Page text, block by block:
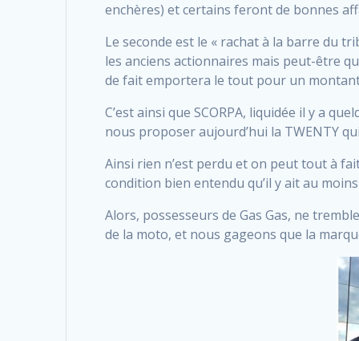
enchères) et certains feront de bonnes
Le seconde est le « rachat à la barre du
les anciens actionnaires mais peut-être
de fait emportera le tout pour un
C’est ainsi que SCORPA, liquidée il y a
nous proposer aujourd’hui la TWENTY
Ainsi rien n’est perdu et on peut tout à
condition bien entendu qu’il y ait au
Alors, possesseurs de Gas Gas, ne
de la moto, et nous gageons que la